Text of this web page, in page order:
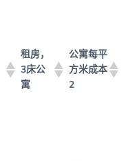
租房，
3床公
寓
公寓每平
方米成本
2